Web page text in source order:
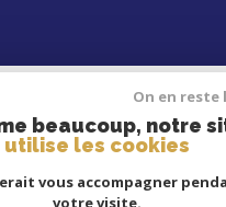
Se
On en reste
beaucoup, notre
utilise les cookies
vous accompagner
votre visite.